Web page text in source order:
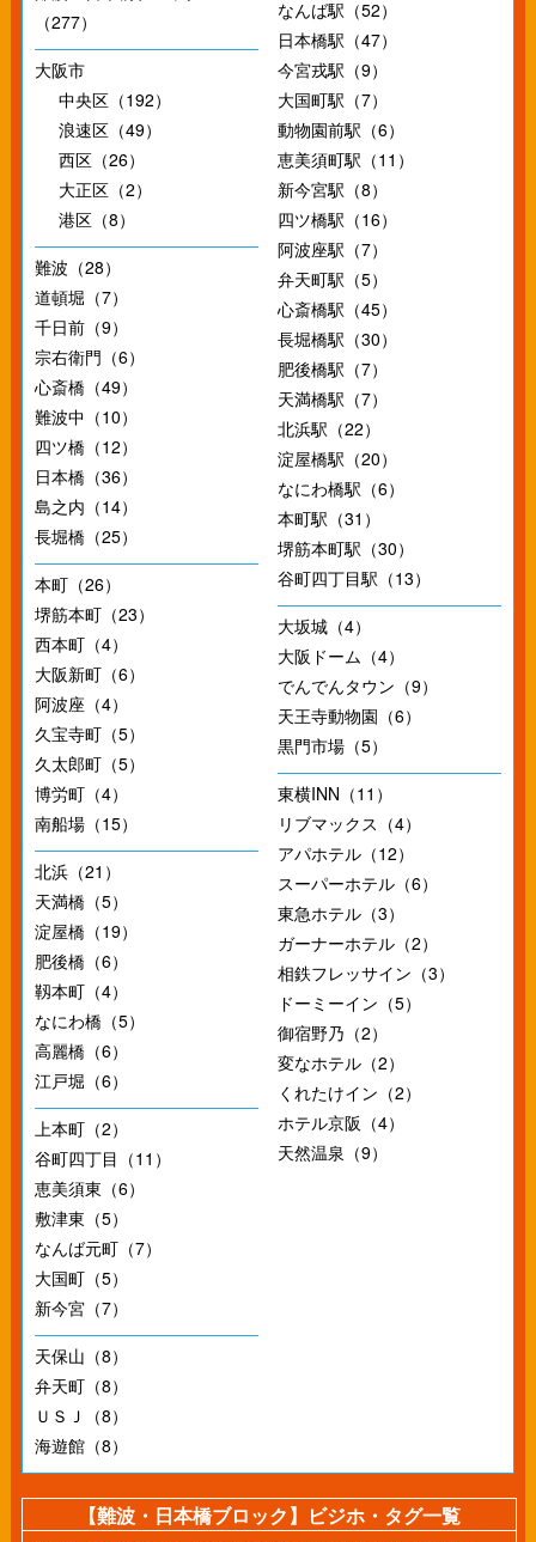
（277）
大阪市
中央区（192）
浪速区（49）
西区（26）
大正区（2）
港区（8）
難波（28）
道頓堀（7）
千日前（9）
宗右衛門（6）
心斎橋（49）
難波中（10）
四ツ橋（12）
日本橋（36）
島之内（14）
長堀橋（25）
本町（26）
堺筋本町（23）
西本町（4）
大阪新町（6）
阿波座（4）
久宝寺町（5）
久太郎町（5）
博労町（4）
南船場（15）
北浜（21）
天満橋（5）
淀屋橋（19）
肥後橋（6）
靱本町（4）
なにわ橋（5）
高麗橋（6）
江戸堀（6）
上本町（2）
谷町四丁目（11）
恵美須東（6）
敷津東（5）
なんば元町（7）
大国町（5）
新今宮（7）
天保山（8）
弁天町（8）
ＵＳＪ（8）
海遊館（8）
なんば駅（52）
日本橋駅（47）
今宮戎駅（9）
大国町駅（7）
動物園前駅（6）
恵美須町駅（11）
新今宮駅（8）
四ツ橋駅（16）
阿波座駅（7）
弁天町駅（5）
心斎橋駅（45）
長堀橋駅（30）
肥後橋駅（7）
天満橋駅（7）
北浜駅（22）
淀屋橋駅（20）
なにわ橋駅（6）
本町駅（31）
堺筋本町駅（30）
谷町四丁目駅（13）
大坂城（4）
大阪ドーム（4）
でんでんタウン（9）
天王寺動物園（6）
黒門市場（5）
東横INN（11）
リブマックス（4）
アパホテル（12）
スーパーホテル（6）
東急ホテル（3）
ガーナーホテル（2）
相鉄フレッサイン（3）
ドーミーイン（5）
御宿野乃（2）
変なホテル（2）
くれたけイン（2）
ホテル京阪（4）
天然温泉（9）
【難波・日本橋ブロック】ビジホ・タグ一覧